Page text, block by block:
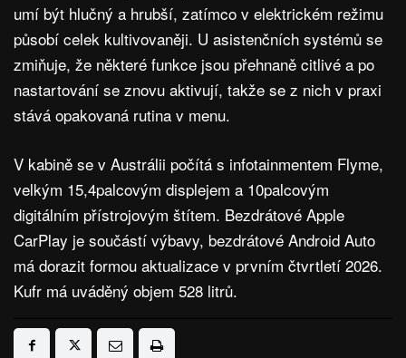
umí být hlučný a hrubší, zatímco v elektrickém režimu
působí celek kultivovaněji. U asistenčních systémů se
zmiňuje, že některé funkce jsou přehnaně citlivé a po
nastartování se znovu aktivují, takže se z nich v praxi
stává opakovaná rutina v menu.
V kabině se v Austrálii počítá s infotainmentem Flyme,
velkým 15,4palcovým displejem a 10palcovým
digitálním přístrojovým štítem. Bezdrátové Apple
CarPlay je součástí výbavy, bezdrátové Android Auto
má dorazit formou aktualizace v prvním čtvrtletí 2026.
Kufr má uváděný objem 528 litrů.